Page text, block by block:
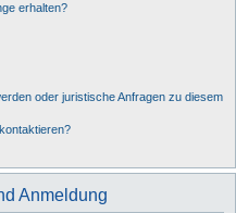
erhalten?
oder juristische Anfragen zu diesem
Anmeldung